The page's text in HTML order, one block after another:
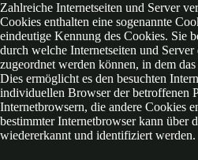
Zahlreiche Internetseiten und Server
Cookies enthalten eine sogenannte
eindeutige Kennung des Cookies. Sie
durch welche Internetseiten und
zugeordnet werden können, in dem
Dies ermöglicht es den besuchten
individuellen Browser der betroffenen
Internetbrowsern, die andere Cookies
bestimmter Internetbrowser kann über
wiedererkannt und identifiziert werden.